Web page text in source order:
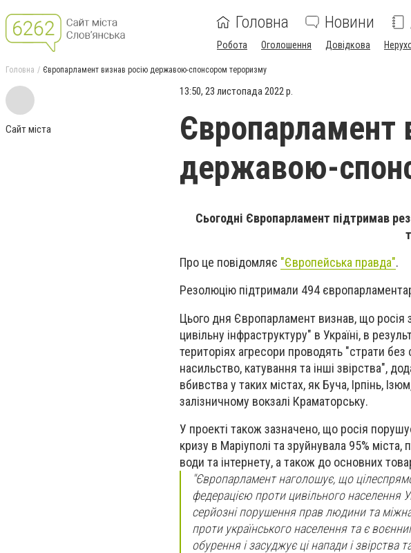
Головна Новини
Робота Оголошення Довідкова
Головна Європарламент визнав росію державою-спонсором тероризму
Сайт міста
13:50, 23 листопада 2022 р.
Європарламент
державою-
Сьогодні Європарламент підтримав
Про це повідомляє "Європейська правда".
Резолюцію підтримали 494
Цього дня Європарламент визнав, що росія
цивільну інфраструктуру" в Україні, в
територіях агресори проводять "страти
насильство, катування та інші звірства",
вбивства у таких містах, як Буча, Ірпінь,
залізничному вокзалі Краматорську.
У проекті також зазначено, що росія
кризу в Маріуполі та зруйнувала 95% міста,
води та інтернету, а також до основних
"Європарламент наголошує, що
федерацією проти цивільного населення
серйозні порушення прав людини та
проти українського населення та є
обурення і засуджує ці напади і звірства